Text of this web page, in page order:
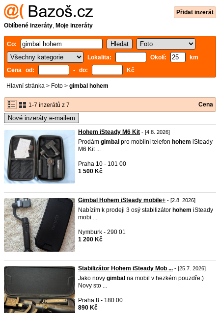
Přidat inzerát
Oblíbené inzeráty, Moje inzeráty
Co:
Lokalita:
Okolí:
km
Cena od:
- do: Kč
Hlavní stránka > Foto > gimbal hohem
1-7 inzerátů z 7 Cena
Nové inzeráty e-mailem
Hohem iSteady M6 Kit - [4.8. 2026]
Prodám gimbal pro mobilní telefon hohem iSteady
M6 Kit ...
Praha 10 - 101 00
1 500 Kč
Gimbal Hohem iSteady mobile+ - [2.8. 2026]
Nabízím k prodeji 3 osý stabilizátor hohem iSteady
mobi ...
Nymburk - 290 01
1 200 Kč
Stabilizátor Hohem iSteady Mob ... - [25.7. 2026]
Jako novy gimbal na mobil v hezkém pouzdře:)
Novy sto ...
Praha 8 - 180 00
890 Kč